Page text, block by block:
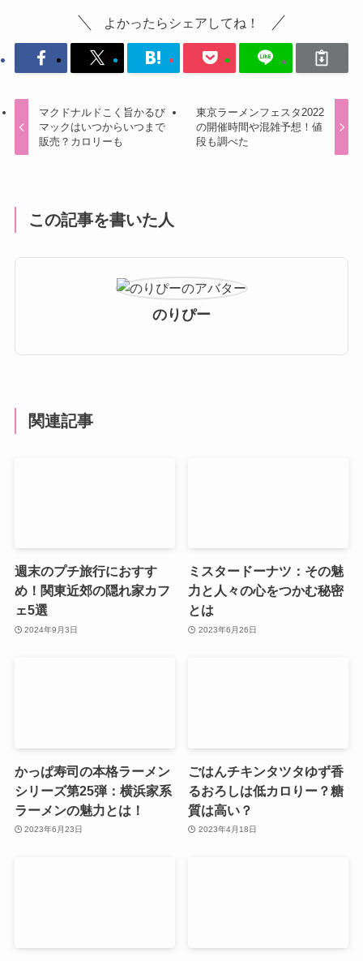
よかったらシェアしてね！
マクドナルドこく旨かるび
マックはいつからいつまで
販売？カロリーも
東京ラーメンフェスタ2022
の開催時間や混雑予想！値
段も調べた
この記事を書いた人
のりぴー
関連記事
週末のプチ旅行におすす
め！関東近郊の隠れ家カフ
ェ5選
2024年9月3日
ミスタードーナツ：その魅
力と人々の心をつかむ秘密
とは
2023年6月26日
かっぱ寿司の本格ラーメン
シリーズ第25弾：横浜家系
ラーメンの魅力とは！
2023年6月23日
ごはんチキンタツタゆず香
るおろしは低カロりー？糖
質は高い？
2023年4月18日